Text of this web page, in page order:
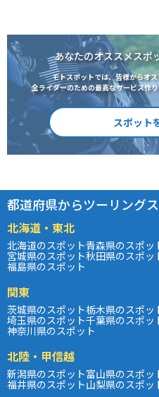
あなたのオススメスポ
モトスポットでは、皆様からオ
全ライダーのための最高なサービス作
スポット
都道府県からツーリング
北海道・東北
北海道のスポット青森県のスポッ
宮城県のスポット秋田県のスポッ
福島県のスポット
関東
茨城県のスポット栃木県のスポッ
埼玉県のスポット千葉県のスポッ
神奈川県のスポット
北陸・甲信越
新潟県のスポット富山県のスポッ
福井県のスポット山梨県のスポッ